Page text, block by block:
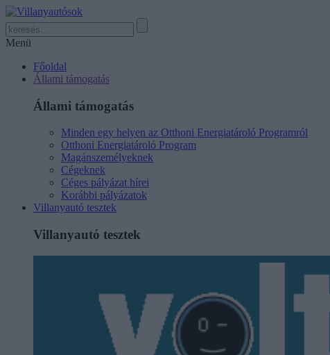
Menü
Főoldal
Állami támogatás
Állami támogatás
Minden egy helyen az Otthoni Energiatároló Programról
Otthoni Energiatároló Program
Magánszemélyeknek
Cégeknek
Céges pályázat hírei
Korábbi pályázatok
Villanyautó tesztek
Villanyautó tesztek